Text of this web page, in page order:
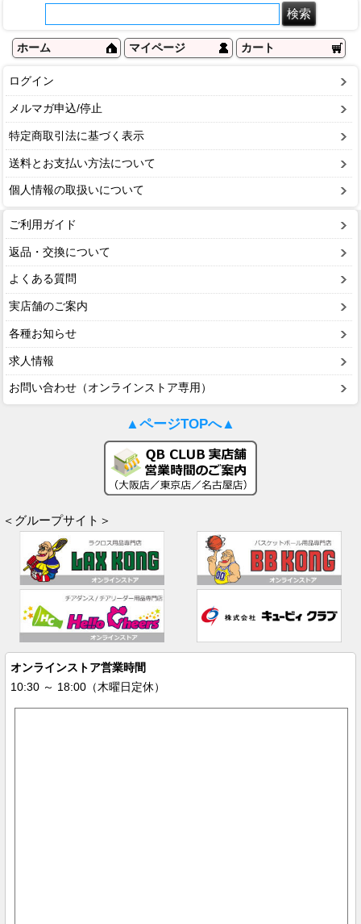
ホーム マイページ カート
ログイン
メルマガ申込/停止
特定商取引法に基づく表示
送料とお支払い方法について
個人情報の取扱いについて
ご利用ガイド
返品・交換について
よくある質問
実店舗のご案内
各種お知らせ
求人情報
お問い合わせ（オンラインストア専用）
▲ページTOPへ▲
＜グループサイト＞
オンラインストア営業時間
10:30 ～ 18:00（木曜日定休）